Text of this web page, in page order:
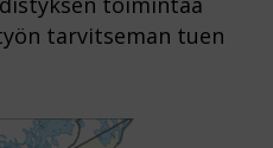
tarvitseman tuen